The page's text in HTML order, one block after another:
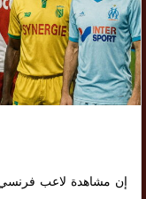
إن مشاهدة لاعب